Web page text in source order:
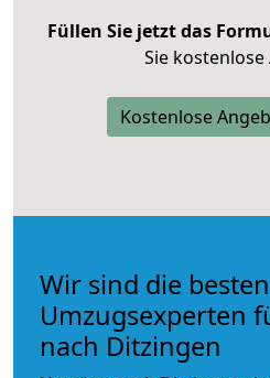
Füllen Sie jetzt das
Sie
Kostenlose
Wir sind die besten
Umzugsexperten
nach Ditzingen